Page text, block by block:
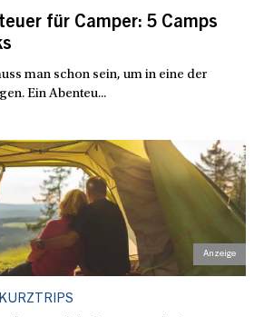
für Camper: 5 Camps
man schon sein, um in eine der
Ein Abenteu...